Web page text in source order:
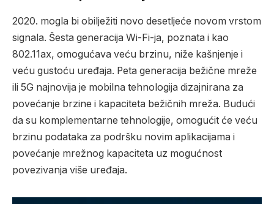
2020. mogla bi obilježiti novo desetljeće novom vrstom
signala. Šesta generacija Wi-Fi-ja, poznata i kao
802.11ax, omogućava veću brzinu, niže kašnjenje i
veću gustoću uređaja. Peta generacija bežične mreže
ili 5G najnovija je mobilna tehnologija dizajnirana za
povećanje brzine i kapaciteta bežičnih mreža. Budući
da su komplementarne tehnologije, omogućit će veću
brzinu podataka za podršku novim aplikacijama i
povećanje mrežnog kapaciteta uz mogućnost
povezivanja više uređaja.